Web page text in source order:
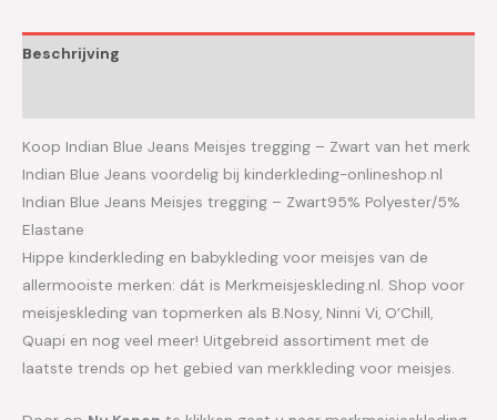
Beschrijving
Koop Indian Blue Jeans Meisjes tregging – Zwart van het merk
Indian Blue Jeans voordelig bij kinderkleding-onlineshop.nl
Indian Blue Jeans Meisjes tregging – Zwart95% Polyester/5%
Elastane
Hippe kinderkleding en babykleding voor meisjes van de
allermooiste merken: dát is Merkmeisjeskleding.nl. Shop voor
meisjeskleding van topmerken als B.Nosy, Ninni Vi, O’Chill,
Quapi en nog veel meer! Uitgebreid assortiment met de
laatste trends op het gebied van merkkleding voor meisjes.